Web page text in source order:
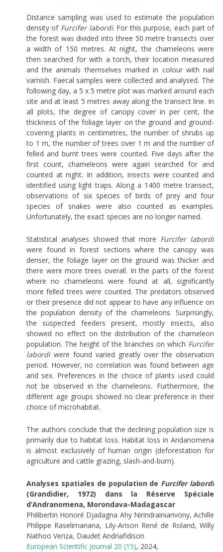
Distance sampling was used to estimate the population
density ofFurcifer labordi. For this purpose, each part of
the forest was divided into three 50 metre transects over
a width of 150 metres. At night, the chameleons were
then searched for with a torch, their location measured
and the animals themselves marked in colour with nail
varnish. Faecal samples were collected and analysed. The
following day, a 5 x 5 metre plot was marked around each
site and at least 5 metres away along the transect line. In
all plots, the degree of canopy cover in per cent, the
thickness of the foliage layer on the ground and ground-
covering plants in centimetres, the number of shrubs up
to 1 m, the number of trees over 1 m and the number of
felled and burnt trees were counted. Five days after the
first count, chameleons were again searched for and
counted at night. In addition, insects were counted and
identified using light traps. Along a 1400 metre transect,
observations of six species of birds of prey and four
species of snakes were also counted as examples.
Unfortunately, the exact species are no longer named.
Statistical analyses showed that more Furcifer labordi
were found in forest sections where the canopy was
denser, the foliage layer on the ground was thicker and
there were more trees overall. In the parts of the forest
where no chameleons were found at all, significantly
more felled trees were counted. The predators observed
or their presence did not appear to have any influence on
the population density of the chameleons. Surprisingly,
the suspected feeders present, mostly insects, also
showed no effect on the distribution of the chameleon
population. The height of the branches on which Furcifer
labordiwere found varied greatly over the observation
period. However, no correlation was found between age
and sex. Preferences in the choice of plants used could
not be observed in the chameleons. Furthermore, the
different age groups showed no clear preference in their
choice of microhabitat.
The authors conclude that the declining population size is
primarily due to habitat loss. Habitat loss in Andanomena
is almost exclusively of human origin (deforestation for
agriculture and cattle grazing, slash-and-burn).
Analyses spatiales de population de Furcifer labordi
(Grandidier, 1972) dans la Réserve Spéciale
d’Andranomena, Morondava-Madagascar
Philibertin Honoré Djadagna Ahy Nirindrainiarivony, Achille
Philippe Raselimanana, Lily-Arison René de Roland, Willy
Nathoo Veriza, Daudet Andriafidison
European Scientific Journal 20 (15), 2024,